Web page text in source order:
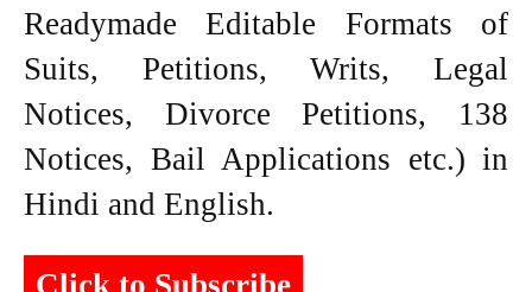
Readymade Editable Formats of
Suits, Petitions, Writs, Legal
Notices, Divorce Petitions, 138
Notices, Bail Applications etc.) in
Hindi and English.
Click to Subscribe